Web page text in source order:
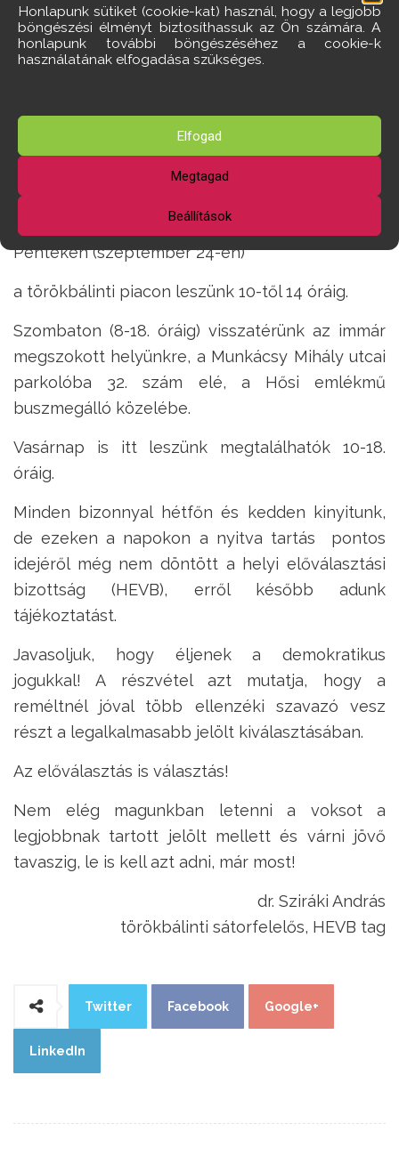
Honlapunk sütiket (cookie-kat) használ, hogy a legjobb
böngészési élményt biztosíthassuk az Ön számára. A
honlapunk további böngészéséhez a cookie-k
használatának elfogadása szükséges.
Elfogad
Megtagad
Beállítások
Nem elég letenni a voksot,
le is kell azt adni!
Pénteken (szeptember 24-én)
a törökbálinti piacon leszünk 10-től 14 óráig.
Szombaton (8-18. óráig) visszatérünk az immár
megszokott helyünkre, a Munkácsy Mihály utcai
parkolóba 32. szám elé, a Hősi emlékmű
buszmegálló közelébe.
Vasárnap is itt leszünk megtalálhatók 10-18.
óráig.
Minden bizonnyal hétfőn és kedden kinyitunk,
de ezeken a napokon a nyitva tartás pontos
idejéről még nem döntött a helyi előválasztási
bizottság (HEVB), erről később adunk
tájékoztatást.
Javasoljuk, hogy éljenek a demokratikus
jogukkal! A részvétel azt mutatja, hogy a
reméltnél jóval több ellenzéki szavazó vesz
részt a legalkalmasabb jelölt kiválasztásában.
Az előválasztás is választás!
Nem elég magunkban letenni a voksot a
legjobbnak tartott jelölt mellett és várni jövő
tavaszig, le is kell azt adni, már most!
dr. Sziráki András
törökbálinti sátorfelelős, HEVB tag
Twitter Facebook Google+
LinkedIn